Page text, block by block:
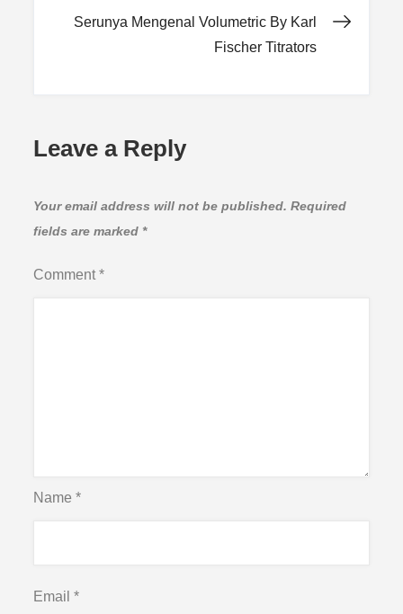
Serunya Mengenal Volumetric By Karl
Fischer Titrators
Leave a Reply
Your email address will not be published. Required
fields are marked *
Comment*
Name*
Email*